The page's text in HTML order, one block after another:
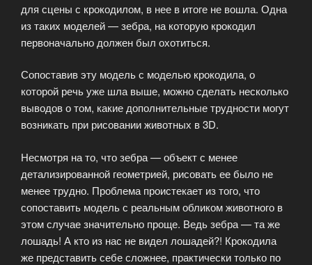
для сцены с крокодилом, в нее в итоге не вошла. Одна
из таких моделей — зебра, на которую крокодил
первоначально должен был охотиться.
Сопоставив эту модель с моделью крокодила, о
которой речь уже шла выше, можно сделать несколько
выводов о том, какие дополнительные трудности могут
возникать при рисовании животных в 3D.
Несмотря на то, что зебра — объект с менее
детализированной геометрией, рисовать ее было не
менее трудно. Проблема проистекает из того, что
сопоставить модель с реальным обликом животного в
этом случае значительно проще. Ведь зебра — та же
лошадь! А кто из нас не видел лошадей?! Крокодила
же представить себе сложнее, практически только по